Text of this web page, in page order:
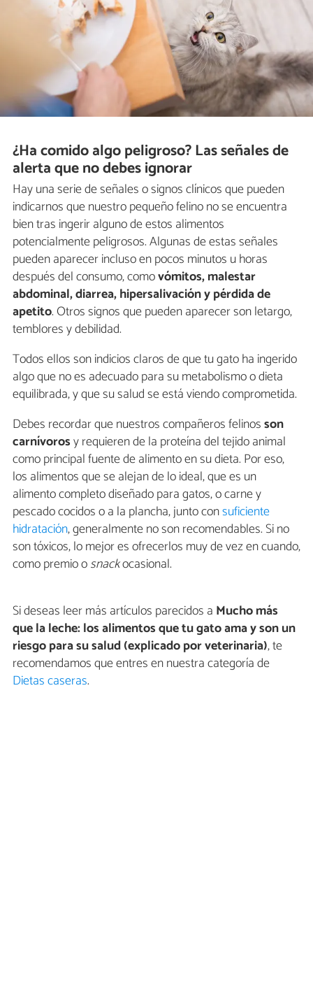
¿Ha comido algo peligroso? Las señales de
alerta que no debes ignorar
Hay una serie de señales o signos clínicos que pueden
indicarnos que nuestro pequeño felino no se encuentra
bien tras ingerir alguno de estos alimentos
potencialmente peligrosos. Algunas de estas señales
pueden aparecer incluso en pocos minutos u horas
después del consumo, comovómitos, malestar
abdominal, diarrea, hipersalivación y pérdida de
apetito. Otros signos que pueden aparecer son letargo,
temblores y debilidad.
Todos ellos son indicios claros de que tu gato ha ingerido
algo que no es adecuado para su metabolismo o dieta
equilibrada, y que su salud se está viendo comprometida.
Debes recordar que nuestros compañeros felinosson
carnívorosy requieren de la proteína del tejido animal
como principal fuente de alimento en su dieta. Por eso,
los alimentos que se alejan de lo ideal, que es un
alimento completo diseñado para gatos, o carne y
pescado cocidos o a la plancha, junto consuficiente
hidratación, generalmente no son recomendables. Si no
son tóxicos, lo mejor es ofrecerlos muy de vez en cuando,
como premio osnackocasional.
Si deseas leer más artículos parecidos a Mucho más
que la leche: los alimentos que tu gato ama y son un
riesgo para su salud (explicado por veterinaria), te
recomendamos que entres en nuestra categoría de
Dietas caseras.